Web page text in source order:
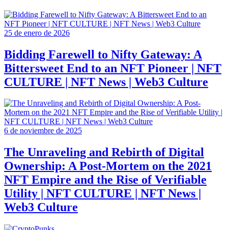
25 de enero de 2026
Bidding Farewell to Nifty Gateway: A
Bittersweet End to an NFT Pioneer | NFT
CULTURE | NFT News | Web3 Culture
6 de noviembre de 2025
The Unraveling and Rebirth of Digital
Ownership: A Post-Mortem on the 2021
NFT Empire and the Rise of Verifiable
Utility | NFT CULTURE | NFT News |
Web3 Culture